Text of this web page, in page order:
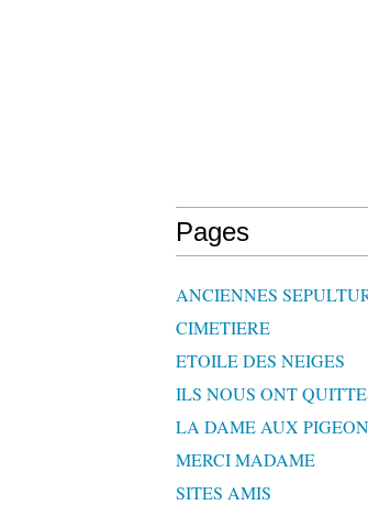
Pages
ANCIENNES
CIMETIERE
ETOILE DES NEIGES
ILS NOUS ONT
LA DAME AUX
MERCI MADAME
SITES AMIS